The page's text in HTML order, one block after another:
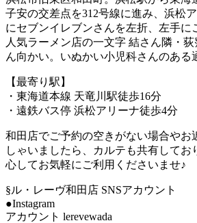
子安の交差点を312号線に進み、浜松
にセブンイレブンさんを左折、左手に
人気ラーメン店の一文字 結さん隣・
ん向かい。いぬかい小児科さんのある
【最寄り駅】
・東海道本線 天竜川駅徒歩16分
・遠鉄バス停 浜松アリーナ徒歩4分
和田店でご予約の空きがない場合やお
しゃいましたら、カルテも共有してお
心してお気軽にご利用くださいませ♪
§ル・レーヴ和田店 SNSアカウント
●Instagram
アカウント lerevewada